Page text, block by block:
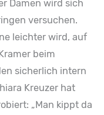
Damen wird sich
versuchen.
leichter wird, auf
beim
sicherlich intern
Kreuzer hat
„Man kippt da